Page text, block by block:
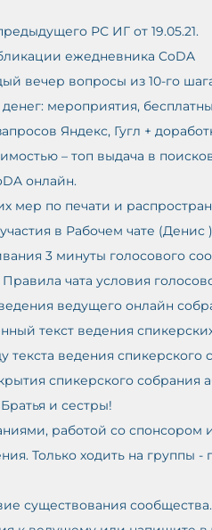
РС ИГ от 19.05.21.
ежедневника CoDA
вечер вопросы из 10-го
мероприятия,
Яндекс, Гугл +
– топ выдача в
онлайн.
мер по печати и
в Рабочем чате (Денис
3 минуты голосового
чата условия
ведения ведущего онлайн
текст ведения
текста ведения спикерского
спикерского собрания
и сестры!
работой со
Только ходить на группы -